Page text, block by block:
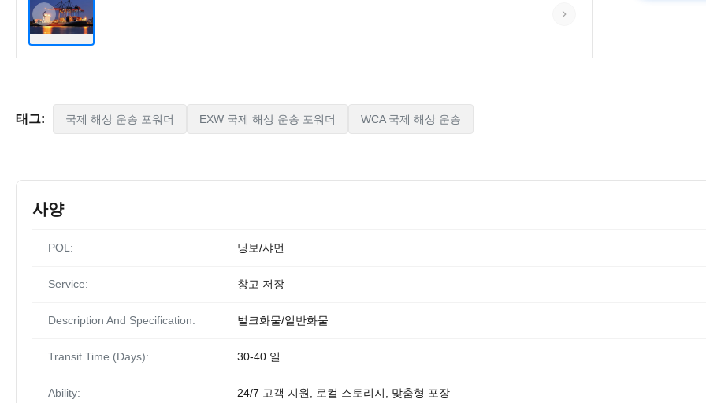
태그: 국제 해상 운송 포워더 EXW 국제 해상 운송 포워더 WCA 국제 해상 운송
사양
POL: 닝보/샤먼
Service: 창고 저장
Description And Specification: 벌크화물/일반화물
Transit Time (Days): 30-40 일
Ability: 24/7 고객 지원, 로컬 스토리지, 맞춤형 포장